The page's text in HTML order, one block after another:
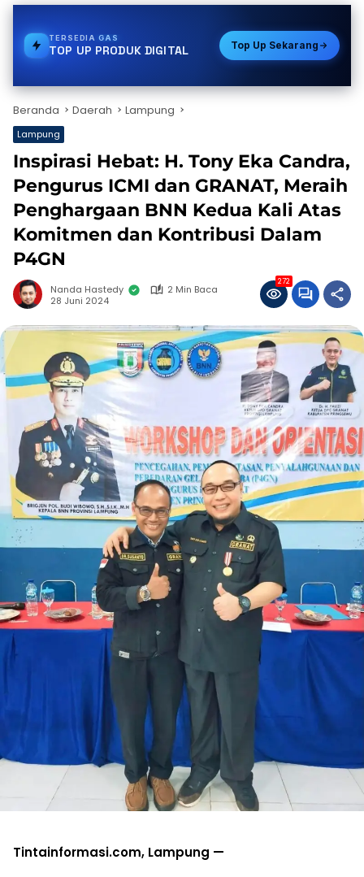
TERSEDIABPJS
TOP UP PRODUK DIGITAL Top Up Sekarang
Beranda Daerah Lampung
Lampung
Inspirasi Hebat: H. Tony Eka Candra,
Pengurus ICMI dan GRANAT, Meraih
Penghargaan BNN Kedua Kali Atas
Komitmen dan Kontribusi Dalam
P4GN
Nanda Hastedy
2 Min Baca
28 Juni 2024
272
Tintainformasi.com, Lampung —